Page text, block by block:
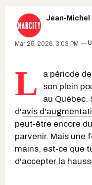
Jean-
Mar 25, 2026, 3:03 PM
L
a période
son plein
au Québec.
d'avis
peut-être encore
parvenir. Mais une
mains, est-ce que
d'accepter la